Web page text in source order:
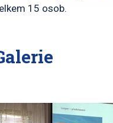
15 osob.